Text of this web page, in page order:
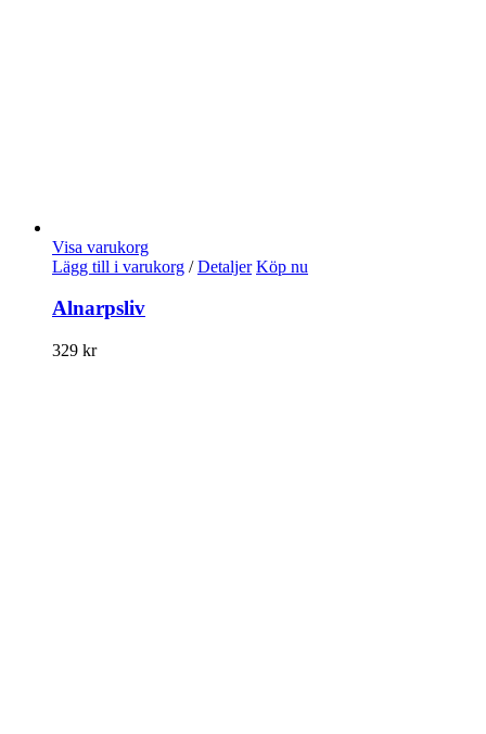
Visa varukorg
Lägg till i varukorg / Detaljer Köp nu
Alnarpsliv
329 kr